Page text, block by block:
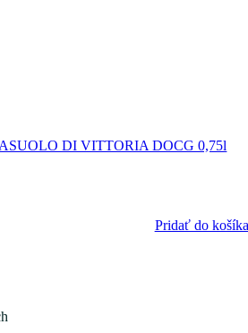
DI VITTORIA DOCG 0,75l
Pridať do košíka